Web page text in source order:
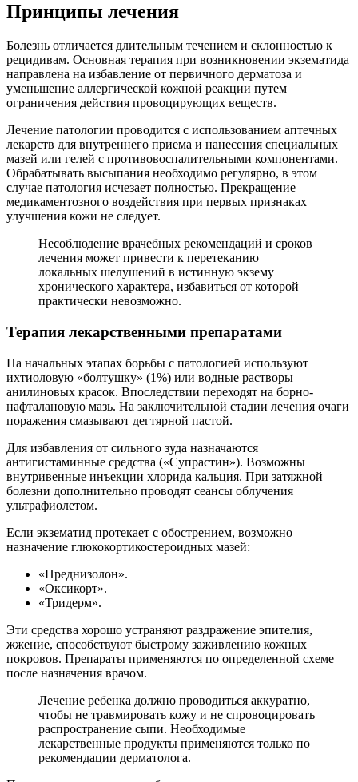
Принципы лечения
Болезнь отличается длительным течением и склонностью к
рецидивам. Основная терапия при возникновении экзематида
направлена на избавление от первичного дерматоза и
уменьшение аллергической кожной реакции путем
ограничения действия провоцирующих веществ.
Лечение патологии проводится с использованием аптечных
лекарств для внутреннего приема и нанесения специальных
мазей или гелей с противовоспалительными компонентами.
Обрабатывать высыпания необходимо регулярно, в этом
случае патология исчезает полностью. Прекращение
медикаментозного воздействия при первых признаках
улучшения кожи не следует.
Несоблюдение врачебных рекомендаций и сроков
лечения может привести к перетеканию
локальных шелушений в истинную экзему
хронического характера, избавиться от которой
практически невозможно.
Терапия лекарственными препаратами
На начальных этапах борьбы с патологией используют
ихтиоловую «болтушку» (1%) или водные растворы
анилиновых красок. Впоследствии переходят на борно-
нафталановую мазь. На заключительной стадии лечения очаги
поражения смазывают дегтярной пастой.
Для избавления от сильного зуда назначаются
антигистаминные средства («Супрастин»). Возможны
внутривенные инъекции хлорида кальция. При затяжной
болезни дополнительно проводят сеансы облучения
ультрафиолетом.
Если экзематид протекает с обострением, возможно
назначение глюкокортикостероидных мазей:
«Преднизолон».
«Оксикорт».
«Тридерм».
Эти средства хорошо устраняют раздражение эпителия,
жжение, способствуют быстрому заживлению кожных
покровов. Препараты применяются по определенной схеме
после назначения врачом.
Лечение ребенка должно проводиться аккуратно,
чтобы не травмировать кожу и не спровоцировать
распространение сыпи. Необходимые
лекарственные продукты применяются только по
рекомендации дерматолога.